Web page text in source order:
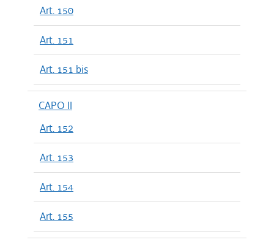
Art. 150
Art. 151
Art. 151 bis
CAPO II
Art. 152
Art. 153
Art. 154
Art. 155